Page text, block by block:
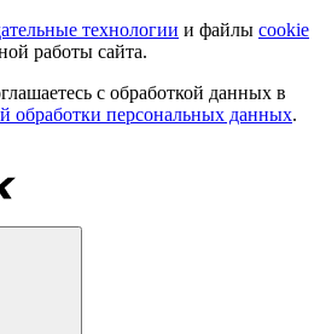
технологии и файлы cookie
работы сайта.
с обработкой данных в
обработки персональных данных.